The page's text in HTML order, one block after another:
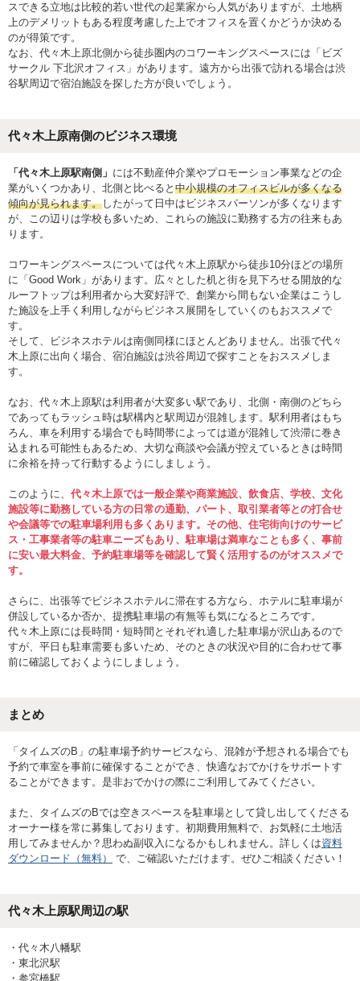
スできる立地は比較的若い世代の起業家から人気がありますが、土地柄
上のデメリットもある程度考慮した上でオフィスを置くかどうか決める
のが得策です。
なお、代々木上原北側から徒歩圏内のコワーキングスペースには「ビズ
サークル 下北沢オフィス」があります。遠方から出張で訪れる場合は渋
谷駅周辺で宿泊施設を探した方が良いでしょう。
代々木上原南側のビジネス環境
「代々木上原駅南側」 には不動産仲介業やプロモーション事業などの企
業がいくつかあり、北側と比べると 中小規模のオフィスビルが多くなる
傾向が見られます。したがって日中はビジネスパーソンが多くなります
が、この辺りは学校も多いため、これらの施設に勤務する方の往来もあ
ります。
コワーキングスペースについては代々木上原駅から徒歩10分ほどの場所
に「Good Work」があります。広々とした机と街を見下ろせる開放的な
ルーフトップは利用者から大変好評で、創業から間もない企業はこうし
た施設を上手く利用しながらビジネス展開をしていくのもおススメで
す。
そして、ビジネスホテルは南側同様にほとんどありません。出張で代々
木上原に出向く場合、宿泊施設は渋谷周辺で探すことをおススメしま
す。
なお、代々木上原駅は利用者が大変多い駅であり、北側・南側のどちら
であってもラッシュ時は駅構内と駅周辺が混雑します。駅利用者はもち
ろん、車を利用する場合でも時間帯によっては道が混雑して渋滞に巻き
込まれる可能性もあるため、大切な商談や会議が控えているときは時間
に余裕を持って行動するようにしましょう。
このように、 代々木上原では一般企業や商業施設、飲食店、学校、文化
施設等に勤務している方の日常の通勤、パート、取引業者等との打合せ
や会議等での駐車場利用も多くあります。その他、住宅街向けのサービ
ス・工事業者等の駐車ニーズもあり、駐車場は満車なことも多く、事前
に安い最大料金、予約駐車場等を確認して賢く活用するのがオススメで
す。
さらに、出張等でビジネスホテルに滞在する方なら、ホテルに駐車場が
併設しているか否か、提携駐車場の有無等も気になるところです。
代々木上原には長時間・短時間とそれぞれ適した駐車場が沢山あるので
すが、平日も駐車需要も多いため、そのときの状況や目的に合わせて事
前に確認しておくようにしましょう。
まとめ
「タイムズのB」の駐車場予約サービスなら、混雑が予想される場合でも
予約で車室を事前に確保することができ、快適なおでかけをサポートす
ることができます。是非おでかけの際にご利用してみてください。
また、タイムズのBでは空きスペースを駐車場として貸し出してくださる
オーナー様を常に募集しております。初期費用無料で、お気軽に土地活
用してみませんか？思わぬ副収入になるかもしれません。詳しくは資料
ダウンロード（無料）
で、ご確認いただけます。ぜひご相談ください！
代々木上原駅周辺の駅
・ 代々木八幡駅
・ 東北沢駅
・ 参宮橋駅